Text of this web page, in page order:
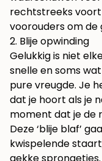
rechtstreeks
voorouders om de
2. Blije opwinding
Gelukkig is niet
snelle en soms
pure vreugde. Je
dat je hoort als je
moment dat je de
Deze ‘blije blaf’
kwispelende